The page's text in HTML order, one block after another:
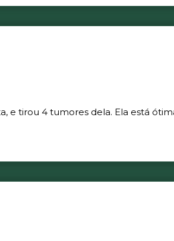
e tirou 4 tumores dela. Ela está